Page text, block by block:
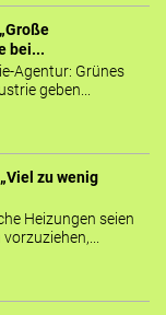
bei...
Agentur: Grünes
geben...
zu wenig
Heizungen seien